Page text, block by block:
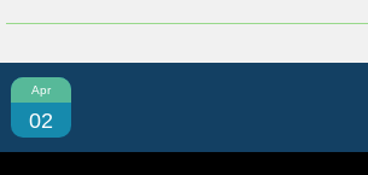
Apr
02